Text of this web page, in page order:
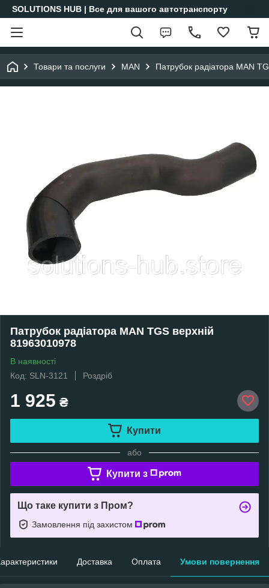
SOLUTIONS HUB | Все для вашого автотранспорту
Товари та послуги MAN Патрубок радіатора MAN
Патрубок радіатора MAN TGS верхній
81963010978
В наявності
Код: SLN-3121
Роздріб
1 925 ₴
Купити
або
Купити з
Що таке купити з Пром?
Замовлення під захистом
Доставка Оплата Умови повернення